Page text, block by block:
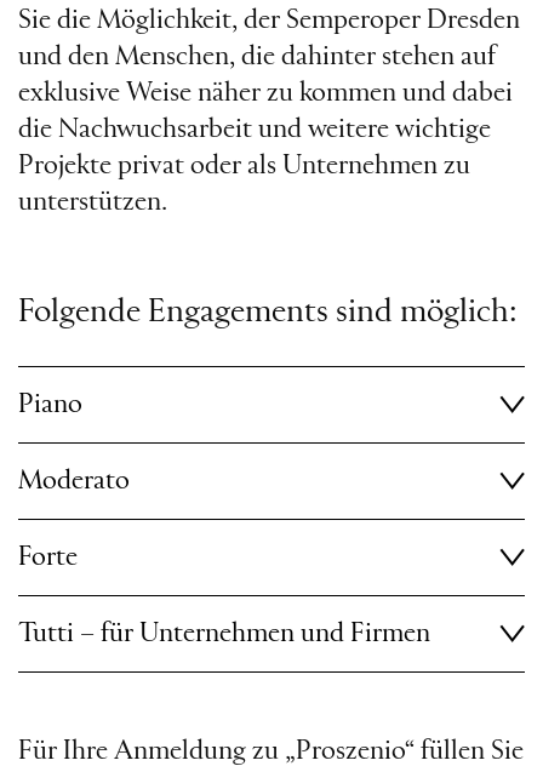
Sie die Möglichkeit, der Semperoper Dresden
und den Menschen, die dahinter stehen auf
exklusive Weise näher zu kommen und dabei
die Nachwuchsarbeit und weitere wichtige
Projekte privat oder als Unternehmen zu
unterstützen.
Folgende Engagements sind möglich:
Piano
Moderato
Forte
Tutti – für Unternehmen und Firmen
Für Ihre Anmeldung zu „Proszenio“ füllen Sie